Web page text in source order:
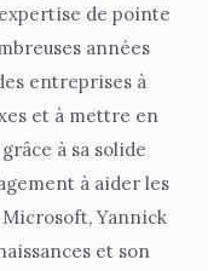
de pointe
années
entreprises à
et à mettre en
à sa solide
à aider les
Yannick
et son